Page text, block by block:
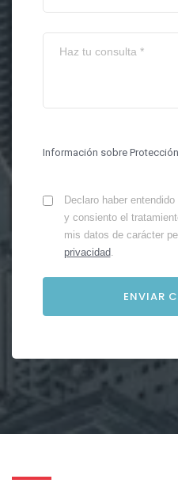
Información sobre
Declaro haber
y consiento el
mis datos de carácter
privacidad.